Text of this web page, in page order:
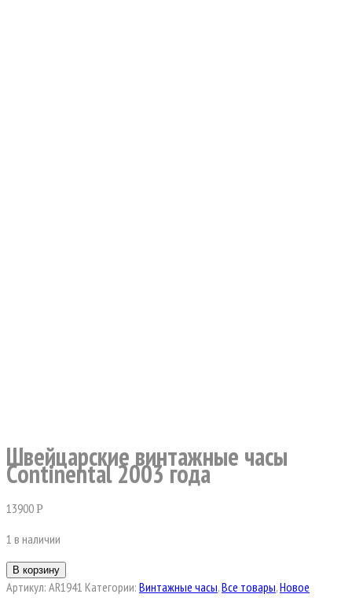
Швейцарские винтажные часы
Сontinental 2003 года
13900Р
1 в наличии
В корзину
Артикул: AR1941 Категории: Винтажные часы,Все товары,Новое